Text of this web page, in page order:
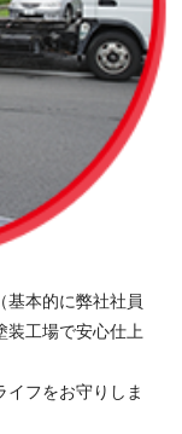
基本的に弊社社員
装工場で安心仕上
フをお守りしま